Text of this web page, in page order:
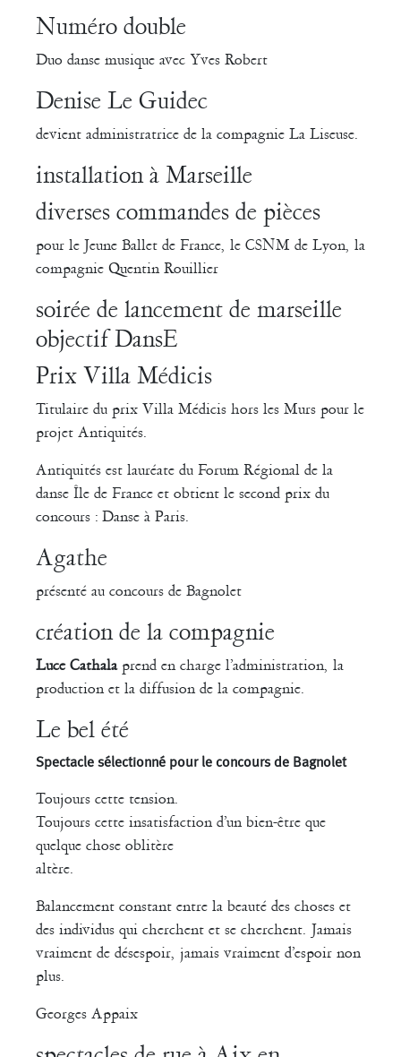
Numéro double
Duo danse musique avec Yves Robert
Denise Le Guidec
devient administratrice de la compagnie La Liseuse.
installation à Marseille
diverses commandes de pièces
pour le Jeune Ballet de France, le CSNM de Lyon, la
compagnie Quentin Rouillier
soirée de lancement de marseille
objectif DansE
Prix Villa Médicis
Titulaire du prix Villa Médicis hors les Murs pour le
projet Antiquités.
Antiquités est lauréate du Forum Régional de la
danse Île de France et obtient le second prix du
concours : Danse à Paris.
Agathe
présenté au concours de Bagnolet
création de la compagnie
Luce Cathalaprend en charge l’administration, la
production et la diffusion de la compagnie.
Le bel été
Spectacle sélectionné pour le concours de Bagnolet
Toujours cette tension.
Toujours cette insatisfaction d’un bien-être que
quelque chose oblitère
altère.
Balancement constant entre la beauté des choses et
des individus qui cherchent et se cherchent. Jamais
vraiment de désespoir, jamais vraiment d’espoir non
plus.
Georges Appaix